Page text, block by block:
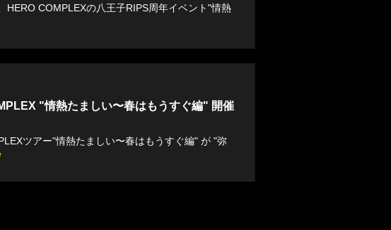
HERO COMPLEXの八王子RIPS周年イベント"情熱
"情熱たましい〜春はもうすぐ編" 開催
ツアー"情熱たましい〜春はもうすぐ編" が "弥